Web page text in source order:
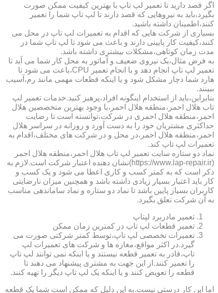
اگر قصد دارید تا تعمیر لپ تاپ با بهترین کیفیت ممکن صورت
بگیرد،باید به نیروهایی که قصد دارند تا لپ تاپ شما را تعمیر
کنند،اطمینان داشته باشید.
بسیاری از شرکت هایی که اقدام به تعمیرات لپ تاپ در محل می
کنند،کیفیت کار پایینی دارند و باعث می شود تا لپ تاپ شما در
مدت زمان کوتاهی،مشکلات بیشتری داشته باشد.
به فرض مثال،یک نیروی ضعیف و آماتور به محل کار شما می آید تا
تعمیر لپ تاپ انجام دهد و با انجام تعمیر CPU،باعث می شود تا
هارد شما دچار مشکل شود و یا اینکه قطعات مهمی مانند رم،آسیب
ببینند.
بنابراین،باید از استخدام اینگونه افراد،پرهیز کنید.خدمات تعمیر لپ
تاب هلال احمر،منطقه هلال احمر،با وجود بهترین متخصصین هلال
احمر،منطقه هلال احمری در شرکت،توانسته است تا رضایت
حداکثری مشتریان خود را به دست آورد و روزانه در سراسر هلال
احمر،منطقه هلال احمر،در محل و در شرکت های مختلف،اقدام به
تعمیرات لپ تاپ کند.
نماد دو ستاره سایت تعمیر لپ تاب هلال احمر،منطقه هلال احمر
(https://www.lap-repair.ir)نشان دهنده اعتبار شرکت است.لازم به
ذکر است که به کمتر کسب و کاری اعطا می شود و یک کسب و
کار باید اعتبار بسیار زیادی داشته باشد و همچنین میزان نارضایتی
کاربران بسیار پایین باشد تا نماد دو ستاره و نماد ساماندهی مناسب
به آن شرکت تعلق بگیرد.
تعمیر مادربرد لپتاپ
تعمیر قطعات لپ تاپ در کمترین زمان ممکن
تعمیرات تخصصی لپ تاپ،توسط کمتر شرکتی صورت می
گیرد.در اکثر مواقع،مغازه ها و شرکت های تعمیرات لپ
تاپ،قادر به تعمیر قطعه نیستند و یا اینکه نمی توانند لپ تاپ
را تعمیر کنند.از این جهت به مشتری پیشنهاد می دهند تا
قطعه را تعویض کنند و یا اینکه یک لپ تاپ دیگر را تهیه کنند.
اما این کار درستی نیست.به این دلیل که ممکن است شما یک قطعه